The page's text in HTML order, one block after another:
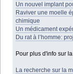
Un nouvel implant
Raviver une moelle
chimique
Un médicament
Du rat à l’homme:
Pour plus d'info sur
La recherche sur la